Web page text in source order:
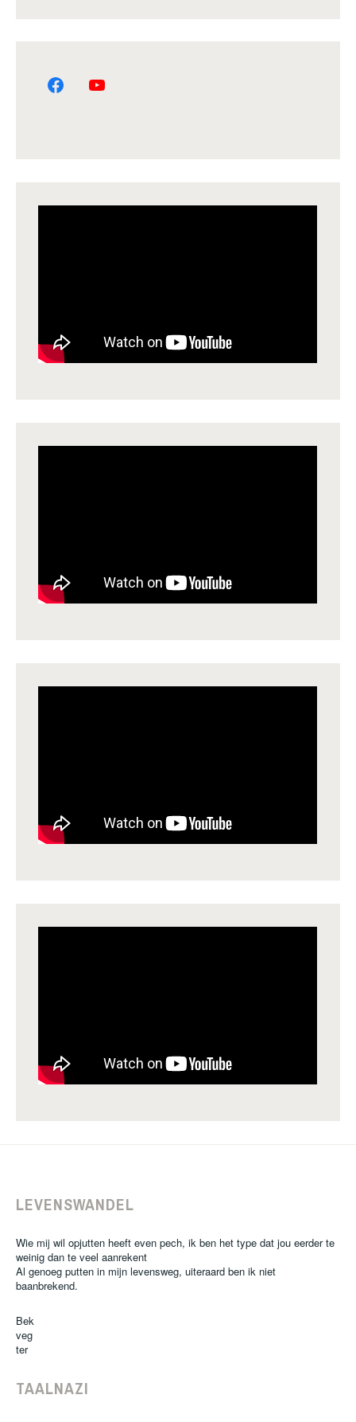
LEVENSWANDEL
Wie mij wil opjutten heeft even pech, ik ben het type dat jou eerder te
weinig dan te veel aanrekent
Al genoeg putten in mijn levensweg, uiteraard ben ik niet
baanbrekend.
Bek
veg
ter
TAALNAZI